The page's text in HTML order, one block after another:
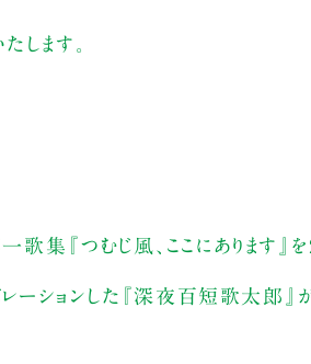
します。
一歌集『つむじ風、ここにあります
ーションした『深夜百短歌太郎』